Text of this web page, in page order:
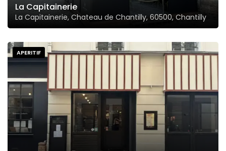
La Capitainerie
La Capitainerie, Chateau de Chantilly, 60500, Chantilly
APERITIF